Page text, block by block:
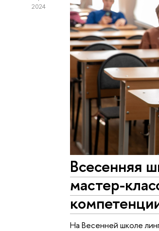
2024
Всесенняя
мастер-
На Весенней школе